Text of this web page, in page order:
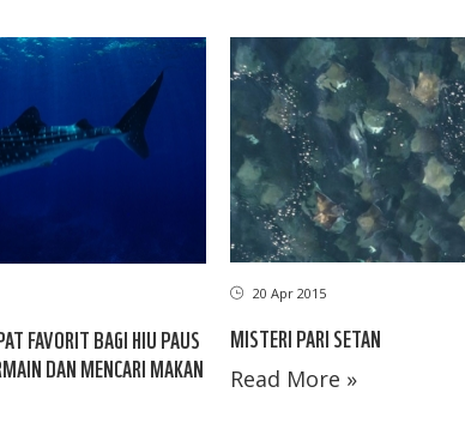
FAVORIT BAGI HIU PAUS
DAN MENCARI MAKAN
20 Apr 2015
MISTERI PARI SETAN
Read More »